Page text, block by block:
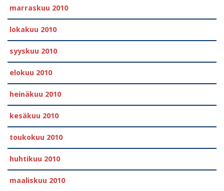
marraskuu 2010
lokakuu 2010
syyskuu 2010
elokuu 2010
heinäkuu 2010
kesäkuu 2010
toukokuu 2010
huhtikuu 2010
maaliskuu 2010